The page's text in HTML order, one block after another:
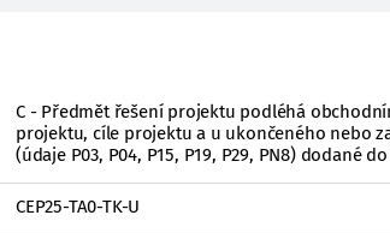
C - Předmět řešení projektu podléhá
projektu, cíle projektu a u ukončeného nebo
(údaje P03, P04, P15, P19, P29, PN8) dodané
CEP25-TA0-TK-U